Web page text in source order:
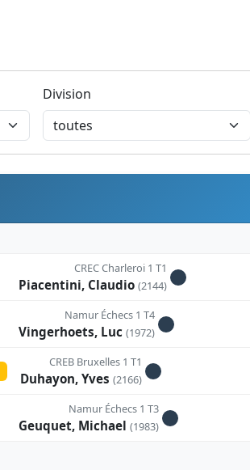
Division
CREC Charleroi 1 T1
Piacentini, Claudio (2144)
Namur Échecs 1 T4
Vingerhoets, Luc (1972)
CREB Bruxelles 1 T1
Duhayon, Yves(2166)
Namur Échecs 1 T3
Geuquet, Michael (1983)